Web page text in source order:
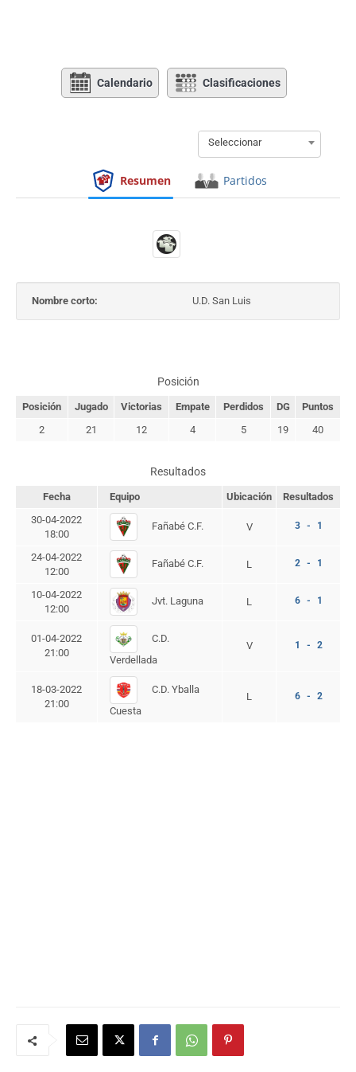
Calendario Clasificaciones
Seleccionar
Resumen Partidos
Nombre corto: U.D. San Luis
Posición
Posición Jugado Victorias Empate Perdidos DG
Puntos
2
21 12 4 5 19 40
Resultados
Fecha Equipo Ubicación
Resultados
30-04-2022
18:00
Fañabé C.F. V 3 - 1
24-04-2022
12:00
Fañabé C.F. L 2 - 1
10-04-2022
12:00
Jvt. Laguna L 6 - 1
01-04-2022
21:00
C.D.
Verdellada
V 1 - 2
18-03-2022
21:00
C.D. Yballa
Cuesta
L 6 - 2